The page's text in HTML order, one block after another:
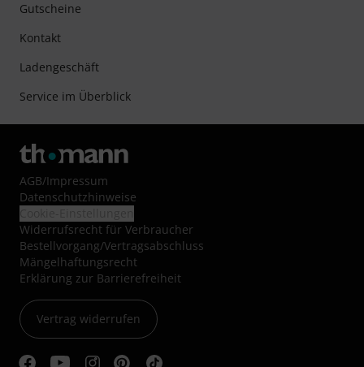
Gutscheine
Kontakt
Ladengeschäft
Service im Überblick
AGB/Impressum
Datenschutzhinweise
Widerrufsrecht für Verbraucher
Bestellvorgang/Vertragsabschluss
Mängelhaftungsrecht
Erklärung zur Barrierefreiheit
Vertrag widerrufen